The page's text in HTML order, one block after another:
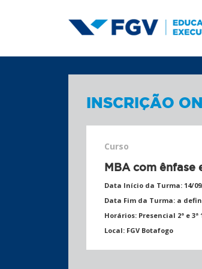
INSCRIÇÃO
Curso
MBA com ênfase
Data Início da Turma: 14/
Data Fim da Turma: a
Horários: Presencial 2ª e 3ª
Local: FGV Botafogo